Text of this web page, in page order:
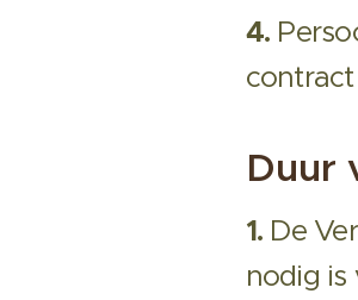
4.
Duur
1. De
nodig